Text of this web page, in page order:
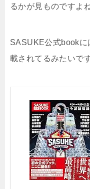
るかが見ものですよ
SASUKE公式bookに
載されてるみたいで